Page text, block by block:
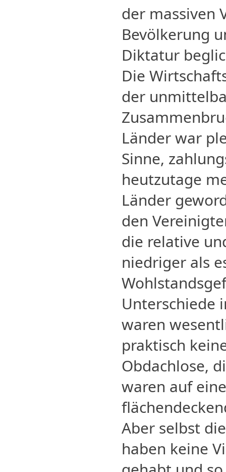
der massiven
Bevölkerung
Diktatur
Die
der
Länder war
Sinne,
heutzutage
Länder
den
die relative
niedriger als
Unterschiede
waren
praktisch
Obdachlose,
waren auf
Aber selbst
haben keine